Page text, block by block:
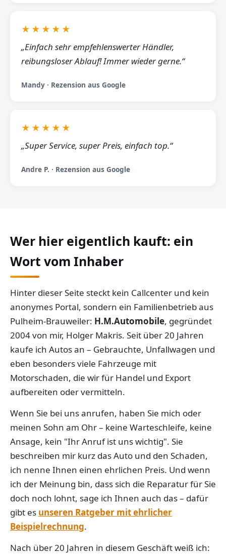
★★★★★
„Einfach sehr empfehlenswerter Händler,
reibungsloser Ablauf! Immer wieder gerne.“
Mandy · Rezension aus Google
★★★★★
„Super Service, super Preis, einfach top.“
Andre P. · Rezension aus Google
Wer hier eigentlich kauft: ein
Wort vom Inhaber
Hinter dieser Seite steckt kein Callcenter und kein
anonymes Portal, sondern ein Familienbetrieb aus
Pulheim-Brauweiler: H.M.Automobile, gegründet
2004 von mir, Holger Makris. Seit über 20 Jahren
kaufe ich Autos an – Gebrauchte, Unfallwagen und
eben besonders viele Fahrzeuge mit
Motorschaden, die wir für Handel und Export
aufbereiten oder vermitteln.
Wenn Sie bei uns anrufen, haben Sie mich oder
meinen Sohn am Ohr – keine Warteschleife, keine
Ansage, kein "Ihr Anruf ist uns wichtig". Sie
beschreiben mir kurz das Auto und den Schaden,
ich nenne Ihnen einen ehrlichen Preis. Und wenn
ich der Meinung bin, dass sich die Reparatur für Sie
doch noch lohnt, sage ich Ihnen auch das – dafür
gibt es unseren Ratgeber mit ehrlicher
Beispielrechnung.
Nach über 20 Jahren in diesem Geschäft weiß ich: